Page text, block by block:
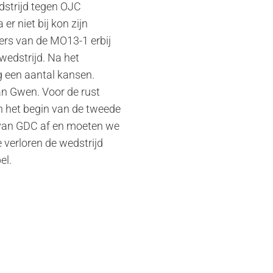
tegen OJC
er niet bij kon zijn
van de MO13-1 erbij
Na het
een aantal kansen.
Gwen. Voor de rust
het begin van de tweede
GDC af en moeten we
verloren de wedstrijd